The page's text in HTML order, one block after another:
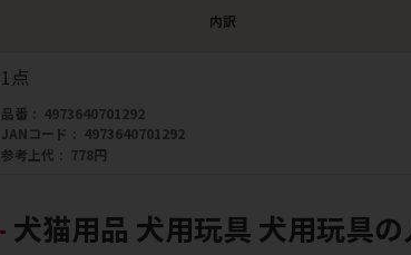
内訳
1点
品番
4973640701292
JANコード
4973640701292
参考上代
778円
犬猫用品 犬用玩具 犬用玩具